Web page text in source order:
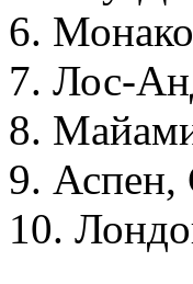
6. Монако
7. Лос-
8.
9.
10.